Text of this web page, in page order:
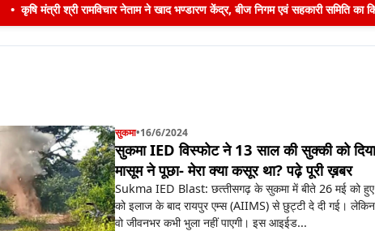
• कृषि मंत्री श्री रामविचार नेताम ने खाद भण्डारण केंद्र, बीज निगम एवं सहकारी समिति का
सुकमा•16/6/2024
सुकमा IED विस्‍फोट ने 13 साल की सुक्‍की को
मासूम ने पूछा- मेरा क्‍या कसूर था? पढ़े पूरी ख़बर
Sukma IED Blast: छत्‍तीसगढ़ के सुकमा में बीते 26 मई को
को इलाज के बाद रायपुर एम्‍स (AIIMS) से छुट्टी दे दी गई।
वो जीवनभर कभी भुला नहीं पाएगी। इस आइईड...